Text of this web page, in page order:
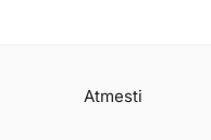
Atmesti